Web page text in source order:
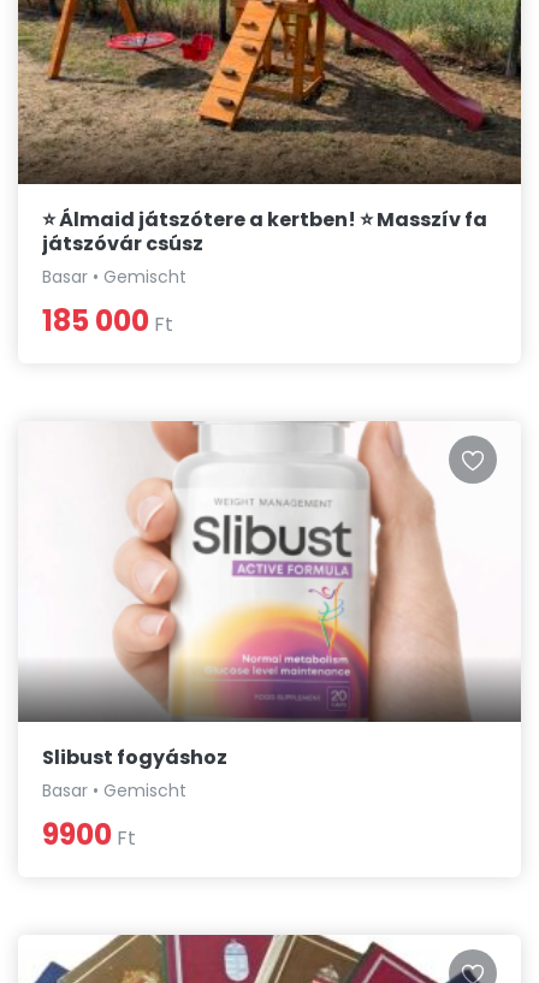
⭐ Álmaid játszótere a kertben! ⭐ Masszív fa
játszóvár csúsz
Basar • Gemischt
185 000 Ft
Slibust fogyáshoz
Basar • Gemischt
9900 Ft